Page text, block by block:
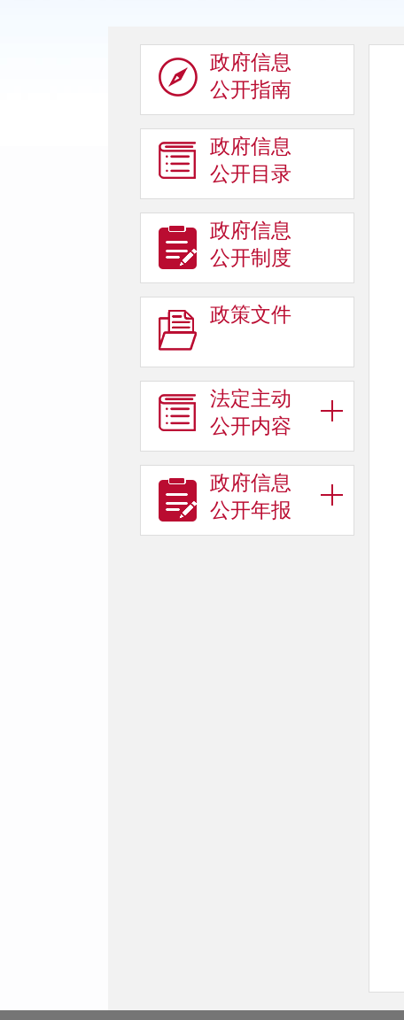
政府信息
公开指南
政府信息
公开目录
政府信息
公开制度
政策文件
法定主动
公开内容
政府信息
公开年报